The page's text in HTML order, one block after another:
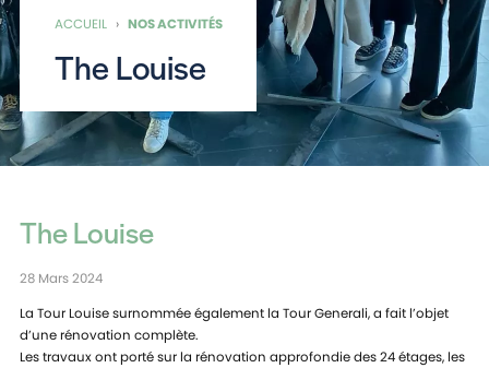
ACCUEIL › NOS ACTIVITÉS
The Louise
The Louise
28 Mars 2024
La Tour Louise surnommée également la Tour Generali, a fait l’objet
d’une rénovation complète.
Les travaux ont porté sur la rénovation approfondie des 24 étages, les